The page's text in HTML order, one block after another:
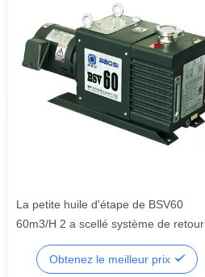
La petite huile d'étape de BSV60
60m3/H 2 a scellé système de retour
rotatoire d'huile de pompe à vide l'anti
Obtenez le meilleur prix